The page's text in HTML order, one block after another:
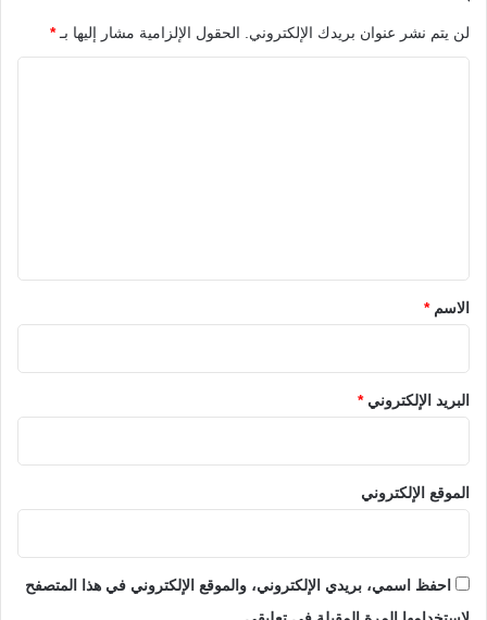
لن يتم نشر عنوان بريدك الإلكتروني. الحقول الإلزامية مشار إليها بـ*
*الاسم*
البريد الإلكتروني*
الموقع الإلكتروني
احفظ اسمي، بريدي الإلكتروني، والموقع الإلكتروني في هذا المتصفح